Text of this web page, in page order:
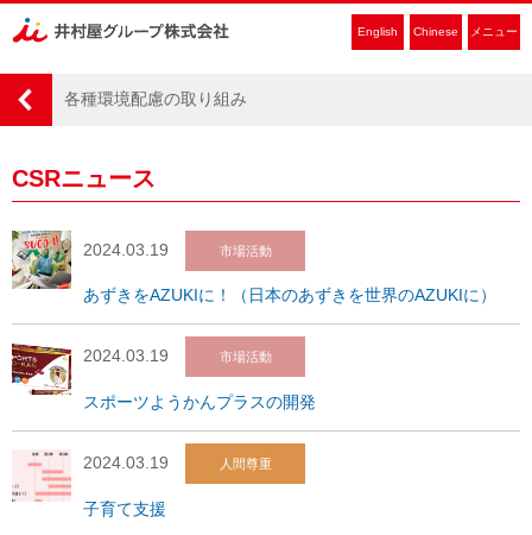
English Chinese メニュー
各種環境配慮の取り組み
CSRニュース
2024.03.19 市場活動
あずきをAZUKIに！（日本のあずきを世界のAZUKIに）
2024.03.19 市場活動
スポーツようかんプラスの開発
2024.03.19 人間尊重
子育て支援